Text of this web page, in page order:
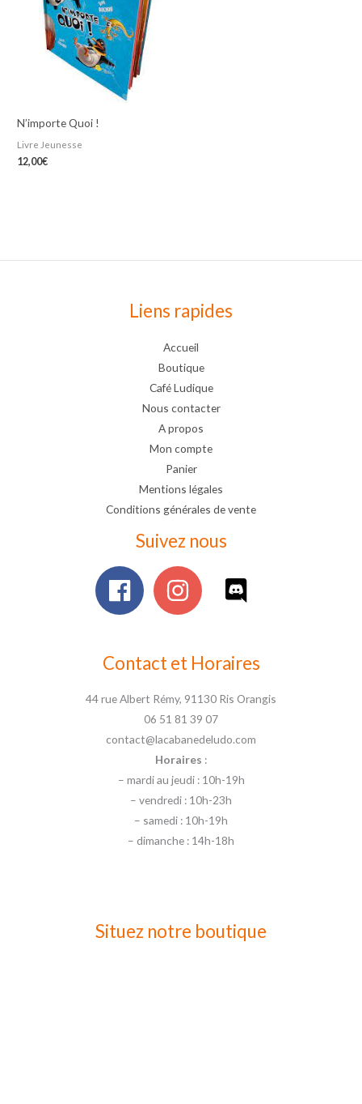
N’importe Quoi !
Livre Jeunesse
12,00€
Liens rapides
Accueil
Boutique
Café Ludique
Nous contacter
A propos
Mon compte
Panier
Mentions légales
Conditions générales de vente
Suivez nous
Contact et Horaires
44 rue Albert Rémy, 91130 Ris Orangis
06 51 81 39 07
contact@lacabanedeludo.com
Horaires :
– mardi au jeudi : 10h-19h
– vendredi : 10h-23h
– samedi : 10h-19h
– dimanche : 14h-18h
Situez notre boutique